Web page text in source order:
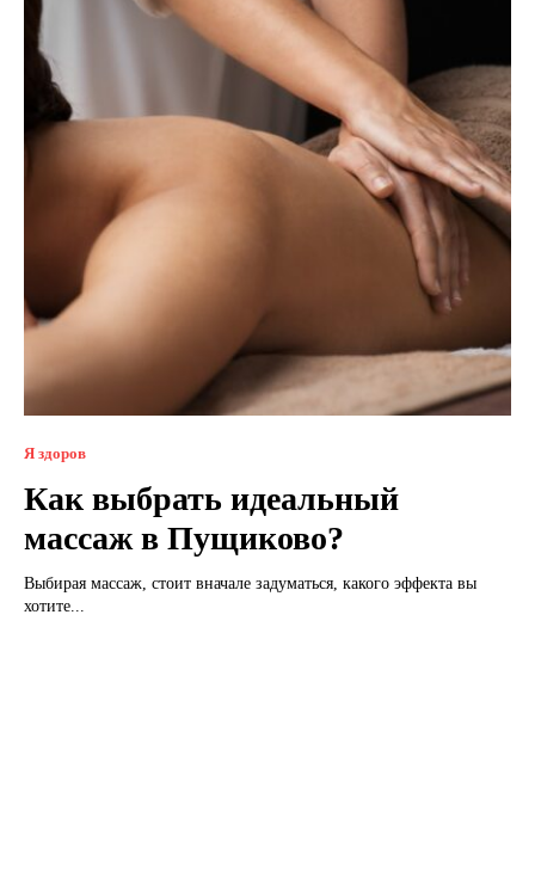
Я здоров
Как выбрать идеальный
массаж в Пущиково?
Выбирая массаж, стоит вначале задуматься, какого эффекта вы
хотите...